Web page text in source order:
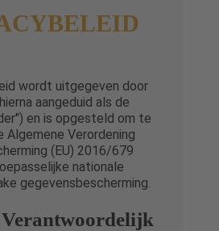
wordt uitgegeven door
aangeduid als de
en is opgesteld om te
Algemene Verordening
(EU) 2016/679
nationale
gegevensbescherming.
Verantwoordelijk